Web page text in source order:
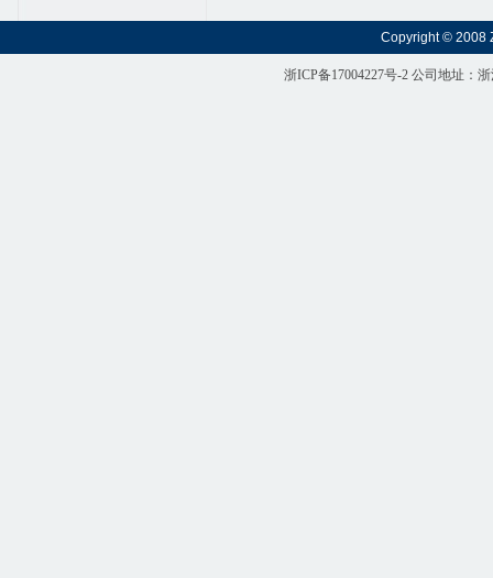
Copyright © 2008
浙ICP备17004227号-2 公司地址：